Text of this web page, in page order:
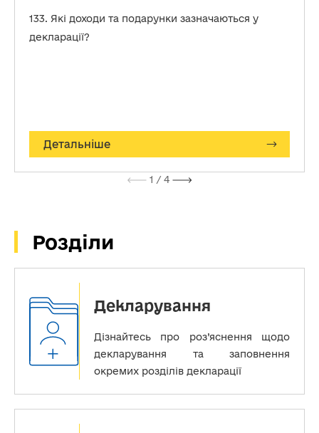
133. Які доходи та подарунки зазначаються у
декларації?
Детальніше
1 / 4
Розділи
Декларування
Дізнайтесь про роз’яснення щодо
декларування та заповнення
окремих розділів декларації